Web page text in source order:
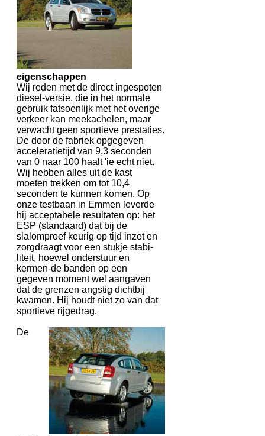
eigenschappen
Wij reden met de direct ingespoten
diesel-versie, die in het normale
gebruik fatsoenlijk met het overige
verkeer kan meekachelen, maar
verwacht geen sportieve prestaties.
De door de fabriek opgegeven
acceleratietijd van 9,3 seconden
van 0 naar 100 haalt 'ie echt niet.
Wij hebben alles uit de kast
moeten trekken om tot 10,4
seconden te kunnen komen. Op
onze testbaan in Emmen leverde
hij acceptabele resultaten op: het
ESP (standaard) dat bij de
slalomproef keurig op tijd inzet en
zorgdraagt voor een stukje stabi-
liteit, hoewel onderstuur en
kermen-de banden op een
gegeven moment wel aangaven
dat de grenzen angstig dichtbij
kwamen. Hij houdt niet zo van dat
sportieve rijgedrag.
De